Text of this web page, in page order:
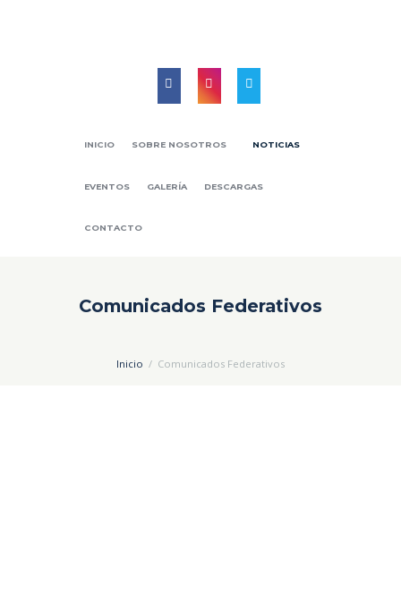
INICIO SOBRE NOSOTROS NOTICIAS
EVENTOS GALERÍA DESCARGAS
CONTACTO
Comunicados Federativos
Inicio Comunicados Federativos